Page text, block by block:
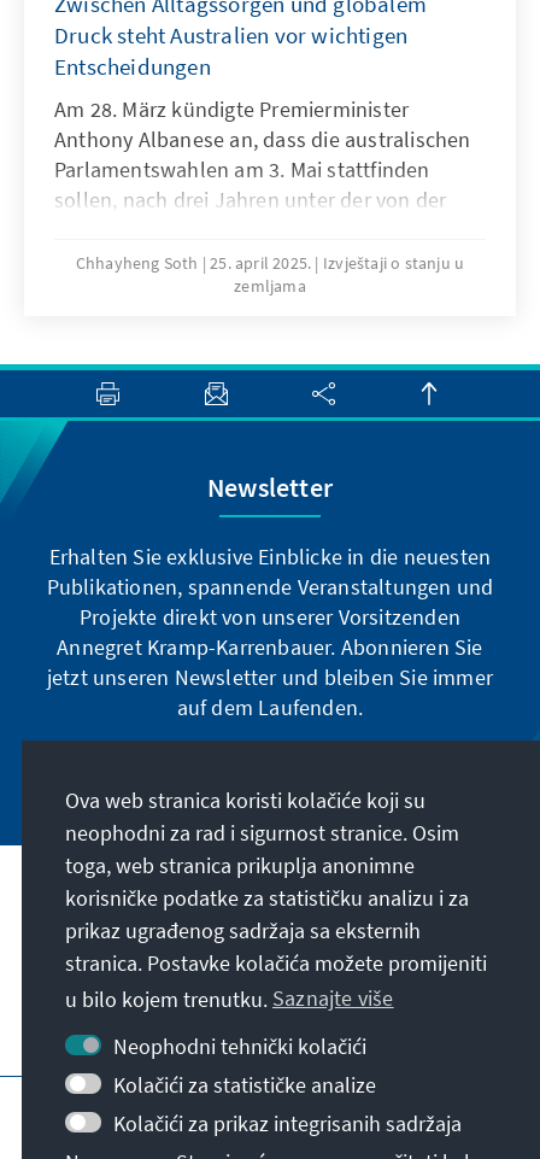
Druck steht Australien vor wichtigen
Entscheidungen
Am 28. März kündigte Premierminister
Anthony Albanese an, dass die australischen
Parlamentswahlen am 3. Mai stattfinden
sollen, nach drei Jahren unter der von der
Regierung. Der Premierminister wird von Peter
Dutton, dem Vorsitzenden der liberal-
zurückliegt. Stand 23. April lag die ALP in den
Umfragen zur Zweiparteienpräferenz mit 55,5
Prozent zu 44,5 Prozent vor der liberal-
nationalen Koalition und gilt als Favorit für
die erneute Regierungsbildung. 1
Chhayheng Soth 25. april 2025.
Izvještaji o stanju u
zemljama
Newsletter
Erhalten Sie exklusive Einblicke in die neuesten
Publikationen, spannende Veranstaltungen und
Projekte direkt von unserer Vorsitzenden
Annegret Kramp-Karrenbauer. Abonnieren Sie
jetzt unseren Newsletter und bleiben Sie immer
auf dem Laufenden.
Naša misija
Kontakt
Dodatne ponude fondacije
Impresum
Erklärung zur Barrierefreiheit
Barriere melden
Ova web stranica koristi kolačiće koji su
neophodni za rad i sigurnost stranice. Osim
toga, web stranica prikuplja anonimne
korisničke podatke za statističku analizu i za
prikaz ugrađenog sadržaja sa eksternih
stranica. Postavke kolačića možete promijeniti
u bilo kojem trenutku. Saznajte više
Neophodni tehnički kolačići
Kolačići za statističke analize
Kolačići za prikaz integrisanih sadržaja